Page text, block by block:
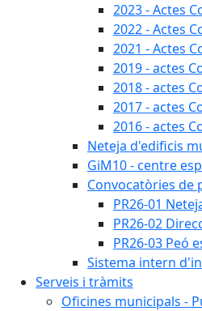
2023 - Actes
2022 - Actes
2021 - Actes
2019 - actes
2018 - actes
2017 - actes
2016 - actes
Neteja d'edificis
GiM10 - centre
Convocatòries de
PR26-01
PR26-02
PR26-03 Peó
Sistema intern
Serveis i tràmits
Oficines municipals -